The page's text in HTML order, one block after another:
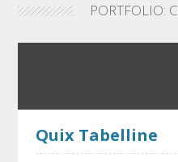
PORTFOLIO:
Quix Tabelline